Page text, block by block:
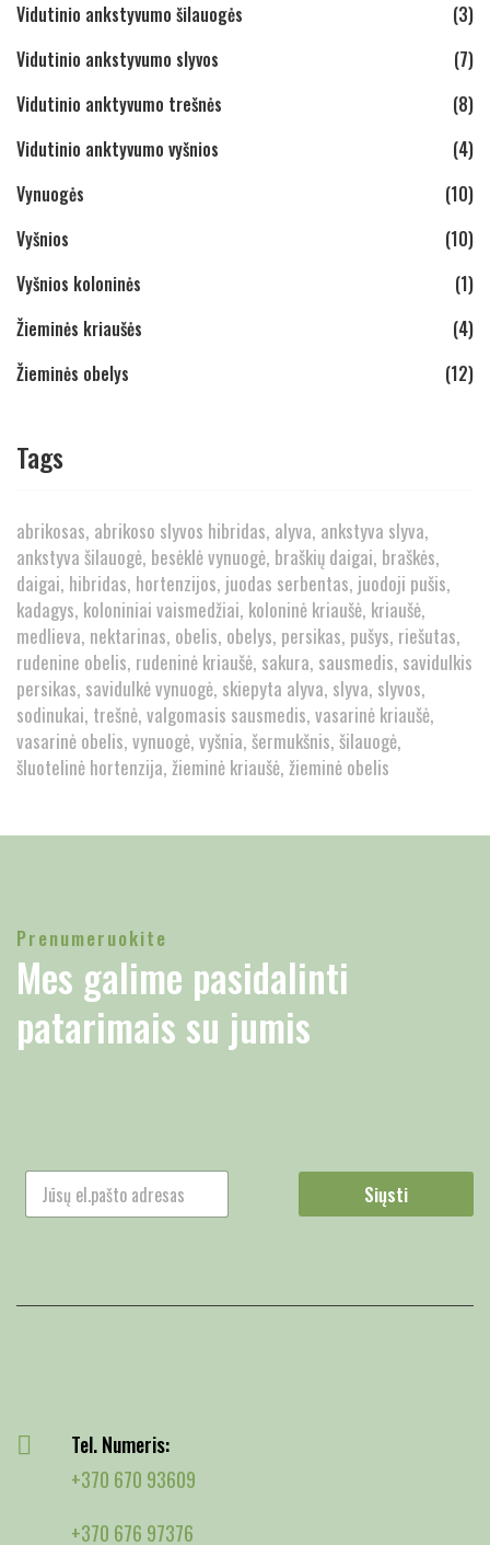
Vidutinio ankstyvumo šilauogės
(3)
Vidutinio ankstyvumo slyvos
(7)
Vidutinio anktyvumo trešnės
(8)
Vidutinio anktyvumo vyšnios
(4)
Vynuogės
(10)
Vyšnios
(10)
Vyšnios koloninės
(1)
Žieminės kriaušės
(4)
Žieminės obelys
(12)
Tags
abrikosas abrikoso slyvos hibridas alyva ankstyva slyva
ankstyva šilauogė besėklė vynuogė braškių daigai braškės
daigai hibridas hortenzijos juodas serbentas juodoji pušis
kadagys koloniniai vaismedžiai koloninė kriaušė kriaušė
medlieva nektarinas obelis obelys persikas pušys riešutas
rudenine obelis rudeninė kriaušė sakura sausmedis savidulkis
persikas savidulkė vynuogė skiepyta alyva slyva slyvos
sodinukai trešnė valgomasis sausmedis vasarinė kriaušė
vasarinė obelis vynuogė vyšnia šermukšnis šilauogė
šluotelinė hortenzija žieminė kriaušė žieminė obelis
Prenumeruokite
Mes galime pasidalinti
patarimais su jumis
Siųsti
Tel. Numeris:
+370 670 93609
+370 676 97376